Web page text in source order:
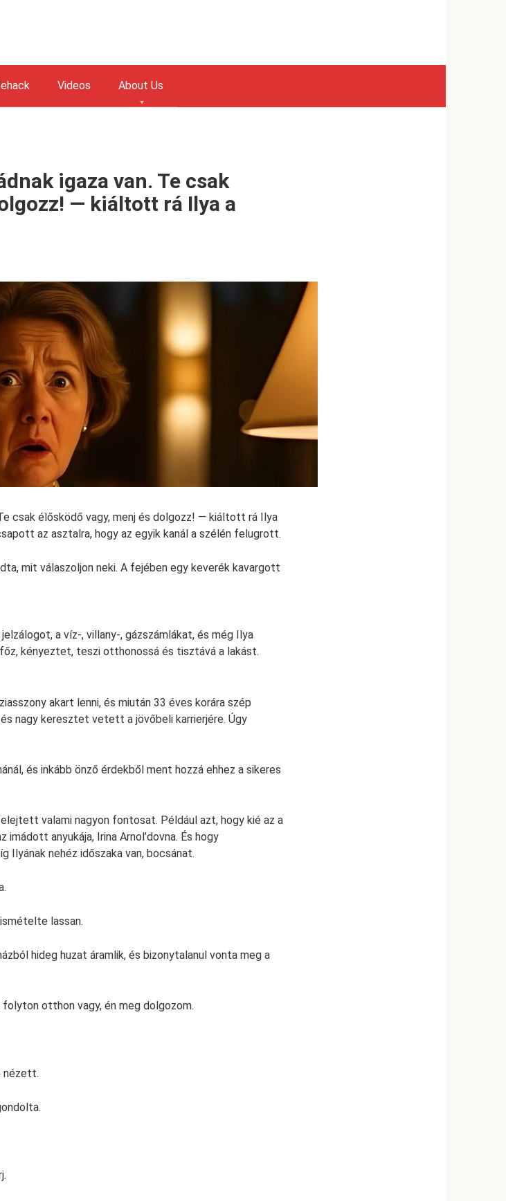
Videos About Us
igaza van. Te csak
— kiáltott rá Ilya a
csak élősködő vagy, menj és dolgozz! — kiáltott rá Ilya
az asztalra, hogy az egyik kanál a szélén felugrott.
mit válaszoljon neki. A fejében egy keverék kavargott
a víz-, villany-, gázszámlákat, és még Ilya
kényeztet, teszi otthonossá és tisztává a lakást.
akart lenni, és miután 33 éves korára szép
nagy keresztet vetett a jövőbeli karrierjére. Úgy
és inkább önző érdekből ment hozzá ehhez a sikeres
valami nagyon fontosat. Például azt, hogy kié az a
anyukája, Irina Arnol’dovna. És hogy
Ilyának nehéz időszaka van, bocsánat.
lassan.
hideg huzat áramlik, és bizonytalanul vonta meg a
otthon vagy, én meg dolgozom.
nézett.